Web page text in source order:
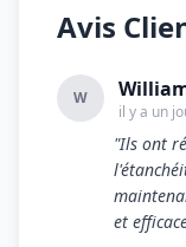
Avis
W
il y a un
"Ils ont
et